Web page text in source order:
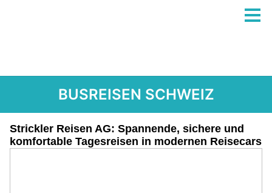
BUSREISEN SCHWEIZ
Strickler Reisen AG: Spannende, sichere und
komfortable Tagesreisen in modernen Reisecars